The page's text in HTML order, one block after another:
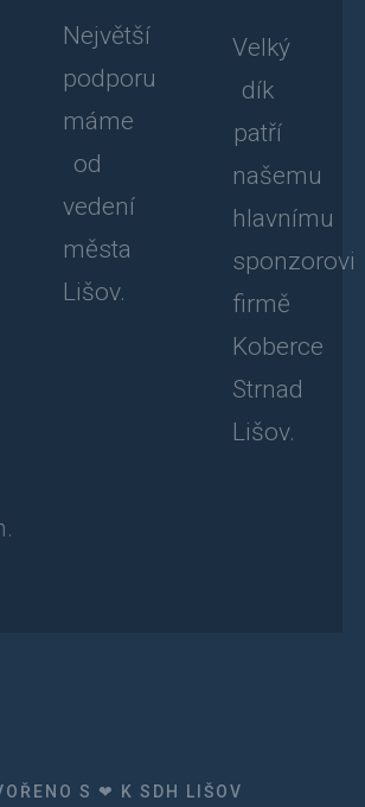
Největší
podporu
máme
od
vedení
města
Lišov.
Velký
dík
patří
našemu
hlavnímu
sponzorovi
firmě
Koberce
Strnad
Lišov.
S ❤ K SDH LIŠOV